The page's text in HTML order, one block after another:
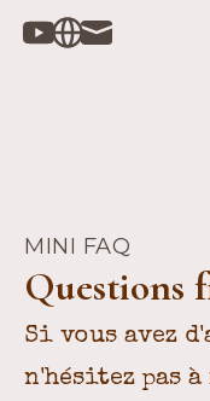
YoutubeWebsite
Mail
MINI FAQ
Questions
Si vous avez
n'hésitez pas à